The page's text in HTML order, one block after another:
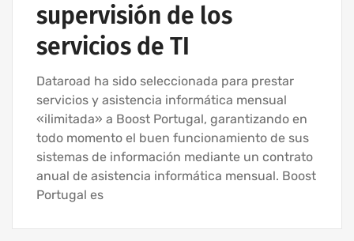
supervisión de los
servicios de TI
Dataroad ha sido seleccionada para prestar
servicios y asistencia informática mensual
«ilimitada» a Boost Portugal, garantizando en
todo momento el buen funcionamiento de sus
sistemas de información mediante un contrato
anual de asistencia informática mensual. Boost
Portugal es